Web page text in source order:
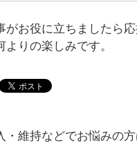
がお役に立ちましたら
よりの楽しみです。
・維持などでお悩みの方